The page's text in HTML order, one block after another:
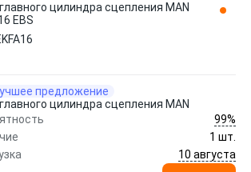
цилиндра сцепления MAN
EBS
предложение
цилиндра сцепления MAN
99%
1 шт.
10 августа